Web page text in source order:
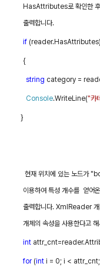
HasAttributes로 확인한 후
출력합니다.
if (reader.HasAttributes)
{
string category =
Console.WriteLine("카
}
현재 위치에 있는 노드가
이용하여 특성 개수를 얻어
출력합니다. XmlReader
개체의 속성을 사용한다고
int
for(int i = 0; i <